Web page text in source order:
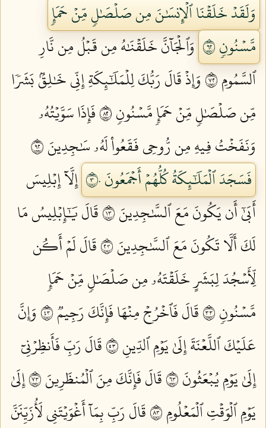
وَلَقَدۡ خَلَقۡنَا ٱلۡإِنسَٰنَ مِن صَلۡصَٰلٖ مِّنۡ حَمَإٖ
مَّسۡنُونٖ ٢٦
وَٱلۡجَآنَّ خَلَقۡنَٰهُ مِن قَبۡلُ مِن نَّارِ
ٱلسَّمُومِ ٢٧
وَإِذۡ قَالَ رَبُّكَ لِلۡمَلَٰٓئِكَةِ إِنِّي خَٰلِقُۢ بَشَرٗا
مِّن صَلۡصَٰلٖ مِّنۡ حَمَإٖ مَّسۡنُونٖ ٢٨
فَإِذَا سَوَّيۡتُهُۥ
وَنَفَخۡتُ فِيهِ مِن رُّوحِي فَقَعُواْ لَهُۥ سَٰجِدِينَ ٢٩
فَسَجَدَ ٱلۡمَلَٰٓئِكَةُ كُلُّهُمۡ أَجۡمَعُونَ ٣٠
إِلَّآ إِبۡلِيسَ
أَبَىٰٓ أَن يَكُونَ مَعَ ٱلسَّٰجِدِينَ ٣١
قَالَ يَٰٓإِبۡلِيسُ مَا
لَكَ أَلَّا تَكُونَ مَعَ ٱلسَّٰجِدِينَ ٣٢
قَالَ لَمۡ أَكُن
لِّأَسۡجُدَ لِبَشَرٍ خَلَقۡتَهُۥ مِن صَلۡصَٰلٖ مِّنۡ حَمَإٖ
مَّسۡنُونٖ ٣٣
قَالَ فَٱخۡرُجۡ مِنۡهَا فَإِنَّكَ رَجِيمٞ ٣٤
وَإِنَّ
عَلَيۡكَ ٱللَّعۡنَةَ إِلَىٰ يَوۡمِ ٱلدِّينِ ٣٥
قَالَ رَبِّ فَأَنظِرۡنِيٓ
إِلَىٰ يَوۡمِ يُبۡعَثُونَ ٣٦
قَالَ فَإِنَّكَ مِنَ ٱلۡمُنظَرِينَ ٣٧
إِلَىٰ
يَوۡمِ ٱلۡوَقۡتِ ٱلۡمَعۡلُومِ ٣٨
قَالَ رَبِّ بِمَآ أَغۡوَيۡتَنِي لَأُزَيِّنَنَّ